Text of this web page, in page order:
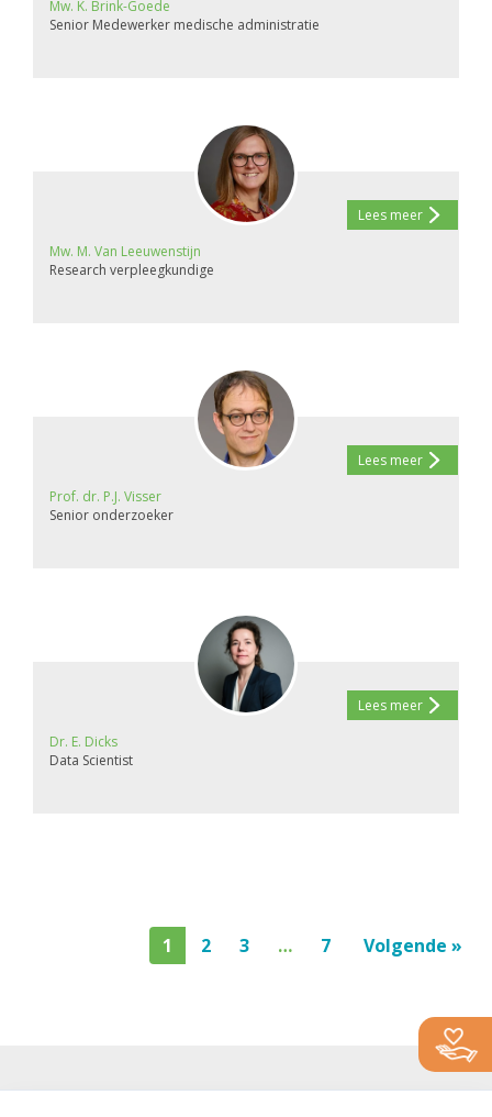
Mw. K. Brink-Goede
Senior Medewerker medische administratie
Mw. M. Van Leeuwenstijn
Research verpleegkundige
Lees meer
Prof. dr. P.J. Visser
Senior onderzoeker
Lees meer
Dr. E. Dicks
Data Scientist
Lees meer
1 2 3 … 7 Volgende »